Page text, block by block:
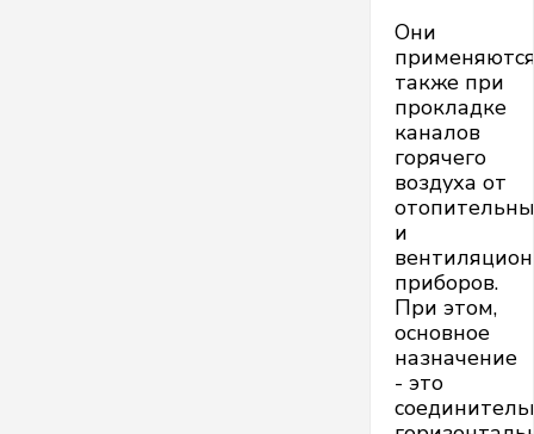
Они
также при
прокладке
каналов
горячего
воздуха от
и
приборов.
При этом,
основное
назначение
- это